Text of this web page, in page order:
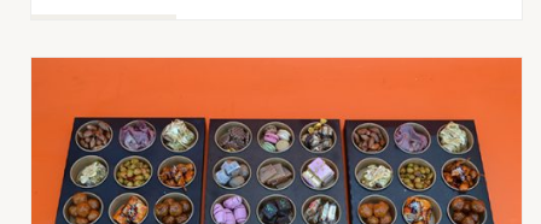
TOEVOEGEN AAN WINKELWAGEN /